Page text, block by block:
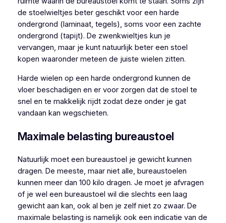
de stoelwieltjes beter geschikt voor een harde
ondergrond (laminaat, tegels), soms voor een zachte
ondergrond (tapijt). De zwenkwieltjes kun je
vervangen, maar je kunt natuurlijk beter een stoel
kopen waaronder meteen de juiste wielen zitten.
Harde wielen op een harde ondergrond kunnen de
vloer beschadigen en er voor zorgen dat de stoel te
snel en te makkelijk rijdt zodat deze onder je gat
vandaan kan wegschieten.
Maximale belasting bureaustoel
Natuurlijk moet een bureaustoel je gewicht kunnen
dragen. De meeste, maar niet alle, bureaustoelen
kunnen meer dan 100 kilo dragen. Je moet je afvragen
of je wel een bureaustoel wil die slechts een laag
gewicht aan kan, ook al ben je zelf niet zo zwaar. De
maximale belasting is namelijk ook een indicatie van de